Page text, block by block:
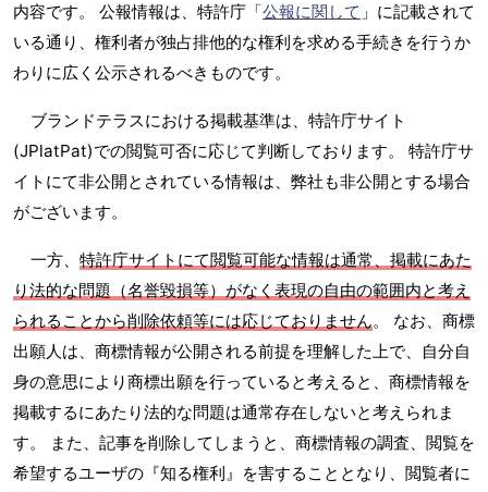
内容です。 公報情報は、特許庁「公報に関して 」に記載されて
いる通り、権利者が独占排他的な権利を求める手続きを行うか
わりに広く公示されるべきものです。
ブランドテラスにおける掲載基準は、特許庁サイト
(JPlatPat)での閲覧可否に応じて判断しております。 特許庁サ
イトにて非公開とされている情報は、弊社も非公開とする場合
がございます。
一方、 特許庁サイトにて閲覧可能な情報は通常、掲載にあた
り法的な問題（名誉毀損等）がなく表現の自由の範囲内と考え
られることから削除依頼等には応じておりません。 なお、商標
出願人は、商標情報が公開される前提を理解した上で、自分自
身の意思により商標出願を行っていると考えると、商標情報を
掲載するにあたり法的な問題は通常存在しないと考えられま
す。 また、記事を削除してしまうと、商標情報の調査、閲覧を
希望するユーザの『知る権利』を害することとなり、閲覧者に